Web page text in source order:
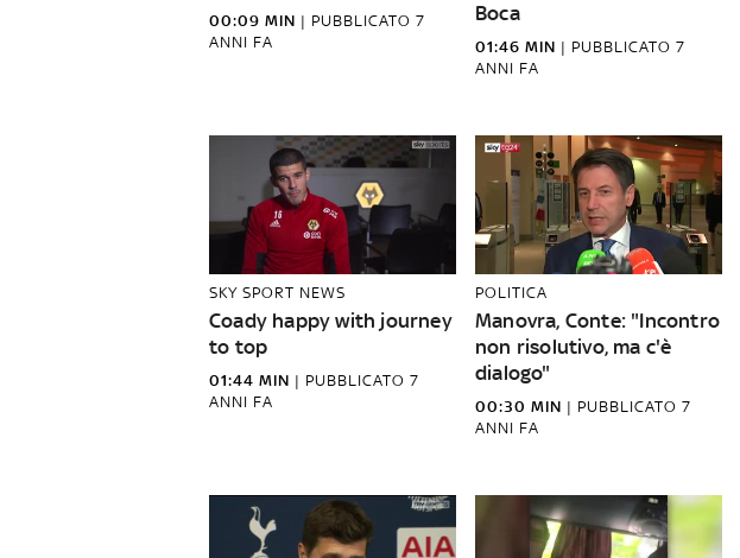
00:09 MIN | PUBBLICATO 7
ANNI FA
Boca
01:46 MIN | PUBBLICATO 7
ANNI FA
SKY SPORT NEWS
Coady happy with journey
to top
01:44 MIN | PUBBLICATO 7
ANNI FA
POLITICA
Manovra, Conte: "Incontro
non risolutivo, ma c'è
dialogo"
00:30 MIN | PUBBLICATO 7
ANNI FA